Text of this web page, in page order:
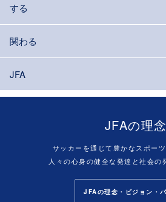
する
関わる
JFA
JFAの理念
サッカーを通じて豊かなスポーツ
人々の心身の健全な発達と社会の
JFAの理念・ビジョン・